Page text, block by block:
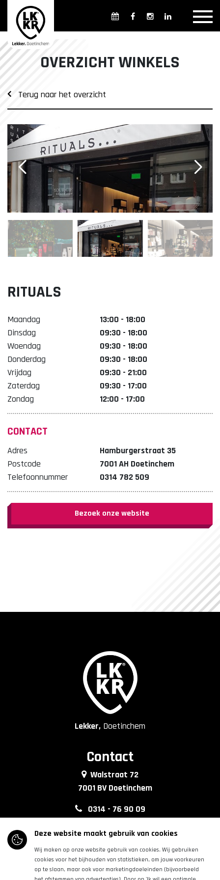
Overzicht winkels
Openingsdagen en -tijden
Weekmarkten
Overzicht Cultuur & Musea
Parkeren in Doetinchem
Openbaar vervoer
Gratis Shuttle
FAQ
Organisatie Binnenstadbedrijf Doetinchem
OVERZICHT WINKELS
Terug naar het overzicht
RITUALS
Maandag
13:00 - 18:00
Dinsdag
09:30 - 18:00
Woendag
09:30 - 18:00
Donderdag
09:30 - 18:00
Vrijdag
09:30 - 21:00
Zaterdag
09:30 - 17:00
Zondag
12:00 - 17:00
CONTACT
Adres
Hamburgerstraat 35
Postcode
7001 AH Doetinchem
Telefoonnummer
0314 782 509
Bezoek onze website
Lekker, Doetinchem
Contact
Walstraat 72
7001 BV Doetinchem
0314 - 76 90 09
info@lkkrdoetinchem.nl
Volg ons
Deze website maakt gebruik van cookies
Wij maken op onze website gebruik van cookies. Wij gebruiken
cookies voor het bijhouden van statistieken, om jouw voorkeuren
op te slaan, maar ook voor marketingdoeleinden (bijvoorbeeld